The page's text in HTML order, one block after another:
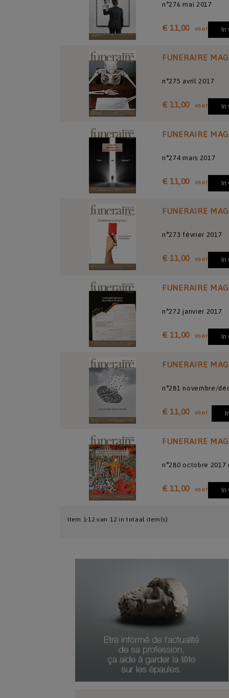
n°276 mai 2017
€ 11,00 voor In
FUNERAIRE MAG
n°275 avril 2017
€ 11,00 voor In
FUNERAIRE MAG
n°274 mars 2017
€ 11,00 voor In
FUNERAIRE MAG
n°273 février 2017
€ 11,00 voor In
FUNERAIRE MAG
n°272 janvier 2017
€ 11,00 voor In
FUNERAIRE MAG
n°281 novembre/
€ 11,00 voor
FUNERAIRE MAG
n°280 octobre 2017
€ 11,00 voor In
Item 1-12 van 12 in totaal item(s)